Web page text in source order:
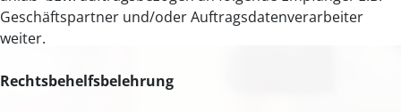
Geschäftspartner und/oder Auftragsdatenverarbeiter
weiter.
Rechtsbehelfsbelehrung